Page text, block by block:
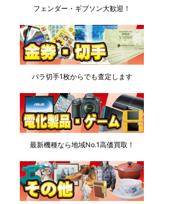
フェンダー・ギブソン大歓迎！
バラ切手1枚からでも査定します
最新機種なら地域No.1高価買取！